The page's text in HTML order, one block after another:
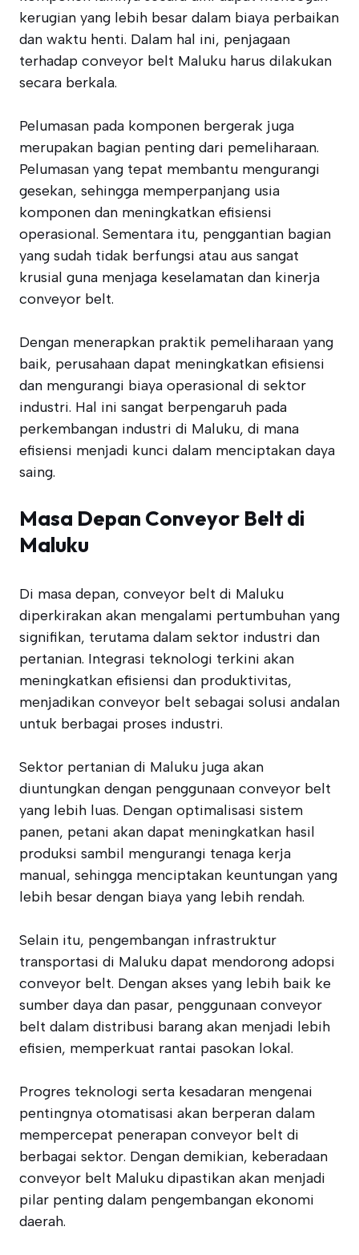
kerugian yang lebih besar dalam biaya perbaikan
dan waktu henti. Dalam hal ini, penjagaan
terhadap conveyor belt Maluku harus dilakukan
secara berkala.
Pelumasan pada komponen bergerak juga
merupakan bagian penting dari pemeliharaan.
Pelumasan yang tepat membantu mengurangi
gesekan, sehingga memperpanjang usia
komponen dan meningkatkan efisiensi
operasional. Sementara itu, penggantian bagian
yang sudah tidak berfungsi atau aus sangat
krusial guna menjaga keselamatan dan kinerja
conveyor belt.
Dengan menerapkan praktik pemeliharaan yang
baik, perusahaan dapat meningkatkan efisiensi
dan mengurangi biaya operasional di sektor
industri. Hal ini sangat berpengaruh pada
perkembangan industri di Maluku, di mana
efisiensi menjadi kunci dalam menciptakan daya
saing.
Masa Depan Conveyor Belt di
Maluku
Di masa depan, conveyor belt di Maluku
diperkirakan akan mengalami pertumbuhan yang
signifikan, terutama dalam sektor industri dan
pertanian. Integrasi teknologi terkini akan
meningkatkan efisiensi dan produktivitas,
menjadikan conveyor belt sebagai solusi andalan
untuk berbagai proses industri.
Sektor pertanian di Maluku juga akan
diuntungkan dengan penggunaan conveyor belt
yang lebih luas. Dengan optimalisasi sistem
panen, petani akan dapat meningkatkan hasil
produksi sambil mengurangi tenaga kerja
manual, sehingga menciptakan keuntungan yang
lebih besar dengan biaya yang lebih rendah.
Selain itu, pengembangan infrastruktur
transportasi di Maluku dapat mendorong adopsi
conveyor belt. Dengan akses yang lebih baik ke
sumber daya dan pasar, penggunaan conveyor
belt dalam distribusi barang akan menjadi lebih
efisien, memperkuat rantai pasokan lokal.
Progres teknologi serta kesadaran mengenai
pentingnya otomatisasi akan berperan dalam
mempercepat penerapan conveyor belt di
berbagai sektor. Dengan demikian, keberadaan
conveyor belt Maluku dipastikan akan menjadi
pilar penting dalam pengembangan ekonomi
daerah.